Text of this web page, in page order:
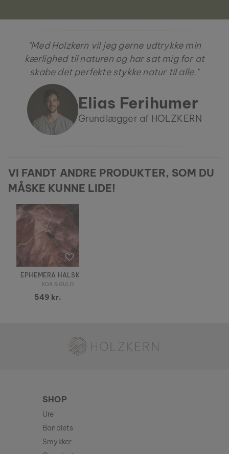
"Med Holzkern vil jeg gerne udtrykke min
kærlighed til naturen og har sat mig for at
skabe det perfekte stykke natur til alle."
Elias Ferihumer
Grundlægger af HOLZKERN
VI FANDT ANDRE PRODUKTER, SOM DU
MÅSKE KUNNE LIDE!
EPHEMERA HALSKÆDE
KOA & GULD
549 kr.
SHOP
Ure
Bandlets
Smykker